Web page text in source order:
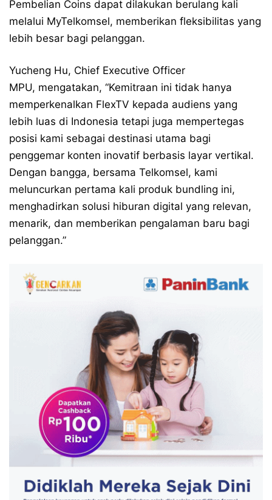
Pembelian Coins dapat dilakukan berulang kali
melalui MyTelkomsel, memberikan fleksibilitas yang
lebih besar bagi pelanggan.
Yucheng Hu, Chief Executive Officer
MPU, mengatakan, “Kemitraan ini tidak hanya
memperkenalkan FlexTV kepada audiens yang
lebih luas di Indonesia tetapi juga mempertegas
posisi kami sebagai destinasi utama bagi
penggemar konten inovatif berbasis layar vertikal.
Dengan bangga, bersama Telkomsel, kami
meluncurkan pertama kali produk bundling ini,
menghadirkan solusi hiburan digital yang relevan,
menarik, dan memberikan pengalaman baru bagi
pelanggan.”